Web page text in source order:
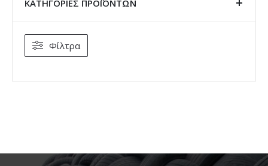
ΚΑΤΗΓΟΡΊΕΣ ΠΡΟΪΌΝΤΩΝ
Φίλτρα